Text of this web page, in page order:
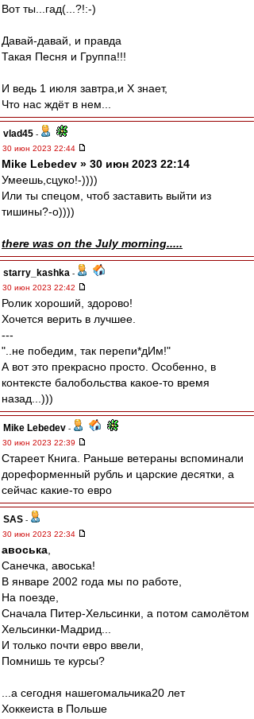
Вот ты...гад(...?!:-)
Давай-давай, и правда
Такая Песня и Группа!!!
И ведь 1 июля завтра,и Х знает,
Что нас ждёт в нем...
vlad45 -
30 июн 2023 22:44
Mike Lebedev » 30 июн 2023 22:14
Умеешь,сцуко!-))))
Или ты спецом, чтоб заставить выйти из
тишины?-о))))
there was on the July morning.....
starry_kashka -
30 июн 2023 22:42
Ролик хороший, здорово!
Хочется верить в лучшее.
---
"..не победим, так перепи*дИм!"
А вот это прекрасно просто. Особенно, в
контексте балобольства какое-то время
назад...)))
Mike Lebedev -
30 июн 2023 22:39
Стареет Книга. Раньше ветераны вспоминали
дореформенный рубль и царские десятки, а
сейчас какие-то евро
SAS -
30 июн 2023 22:34
авоська
Санечка, авоська!
В январе 2002 года мы по работе,
На поезде,
Сначала Питер-Хельсинки, а потом самолётом
Хельсинки-Мадрид...
И только почти евро ввели,
Помнишь те курсы?
...а сегодня нашегомальчика20 лет
Хоккеиста в Польше